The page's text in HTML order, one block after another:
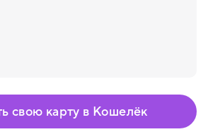
свою карту в Кошелёк